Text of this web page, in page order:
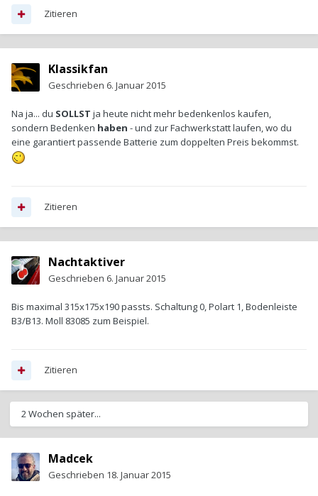
Zitieren
Klassikfan
Geschrieben 6. Januar 2015
Na ja... du SOLLST ja heute nicht mehr bedenkenlos kaufen,
sondern Bedenken haben - und zur Fachwerkstatt laufen, wo du
eine garantiert passende Batterie zum doppelten Preis bekommst.
Zitieren
Nachtaktiver
Geschrieben 6. Januar 2015
Bis maximal 315x175x190 passts. Schaltung 0, Polart 1, Bodenleiste
B3/B13. Moll 83085 zum Beispiel.
Zitieren
2 Wochen später...
Madcek
Geschrieben 18. Januar 2015